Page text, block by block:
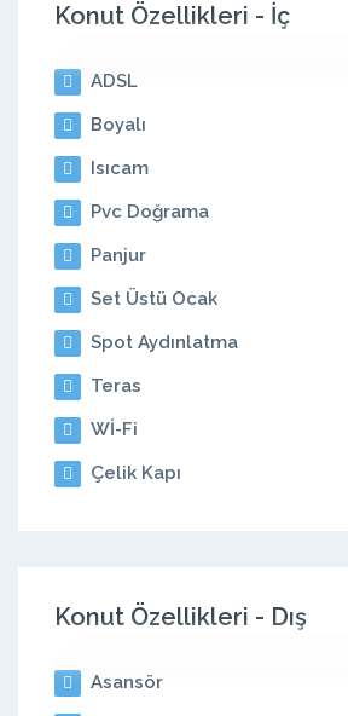
Konut Özellikleri - İç
ADSL
Boyalı
Isıcam
Pvc Doğrama
Panjur
Set Üstü Ocak
Spot Aydınlatma
Teras
Wİ-Fi
Çelik Kapı
Konut Özellikleri - Dış
Asansör